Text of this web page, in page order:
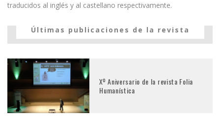
traducidos al inglés y al castellano respectivamente.
Últimas publicaciones de la revista
Xº Aniversario de la revista Folia
Humanística